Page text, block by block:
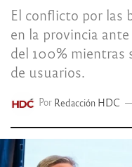
El conflicto por las
en la provincia
del 100% mientras
de usuarios.
Por Redacción HDC